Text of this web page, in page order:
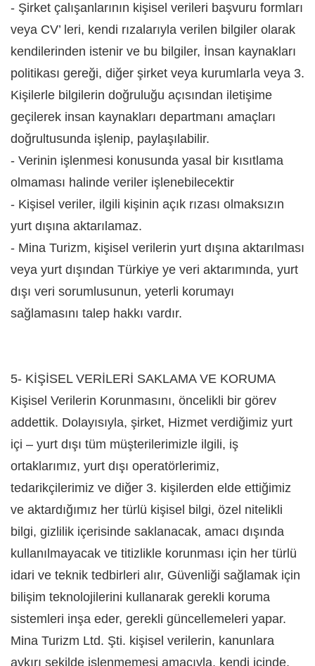
- Şirket çalışanlarının kişisel verileri başvuru formları
veya CV’ leri, kendi rızalarıyla verilen bilgiler olarak
kendilerinden istenir ve bu bilgiler, İnsan kaynakları
politikası gereği, diğer şirket veya kurumlarla veya 3.
Kişilerle bilgilerin doğruluğu açısından iletişime
geçilerek insan kaynakları departmanı amaçları
doğrultusunda işlenip, paylaşılabilir.
- Verinin işlenmesi konusunda yasal bir kısıtlama
olmaması halinde veriler işlenebilecektir
- Kişisel veriler, ilgili kişinin açık rızası olmaksızın
yurt dışına aktarılamaz.
- Mina Turizm, kişisel verilerin yurt dışına aktarılması
veya yurt dışından Türkiye ye veri aktarımında, yurt
dışı veri sorumlusunun, yeterli korumayı
sağlamasını talep hakkı vardır.
5- KİŞİSEL VERİLERİ SAKLAMA VE KORUMA
Kişisel Verilerin Korunmasını, öncelikli bir görev
addettik. Dolayısıyla, şirket, Hizmet verdiğimiz yurt
içi – yurt dışı tüm müşterilerimizle ilgili, iş
ortaklarımız, yurt dışı operatörlerimiz,
tedarikçilerimiz ve diğer 3. kişilerden elde ettiğimiz
ve aktardığımız her türlü kişisel bilgi, özel nitelikli
bilgi, gizlilik içerisinde saklanacak, amacı dışında
kullanılmayacak ve titizlikle korunması için her türlü
idari ve teknik tedbirleri alır, Güvenliği sağlamak için
bilişim teknolojilerini kullanarak gerekli koruma
sistemleri inşa eder, gerekli güncellemeleri yapar.
Mina Turizm Ltd. Şti. kişisel verilerin, kanunlara
aykırı şekilde işlenmemesi amacıyla, kendi içinde,